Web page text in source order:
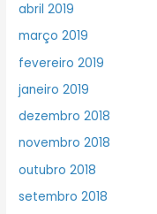
abril 2019
março 2019
fevereiro 2019
janeiro 2019
dezembro 2018
novembro 2018
outubro 2018
setembro 2018